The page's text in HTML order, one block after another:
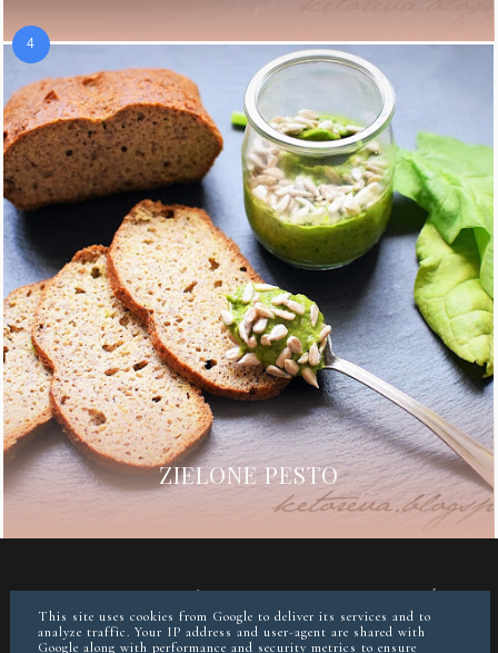
ZIELONE PESTO
POSTAW MI KAWĘ JEŚLI CHCESZ
This site uses cookies from Google to deliver its services and to
analyze traffic. Your IP address and user-agent are shared with
Google along with performance and security metrics to ensure